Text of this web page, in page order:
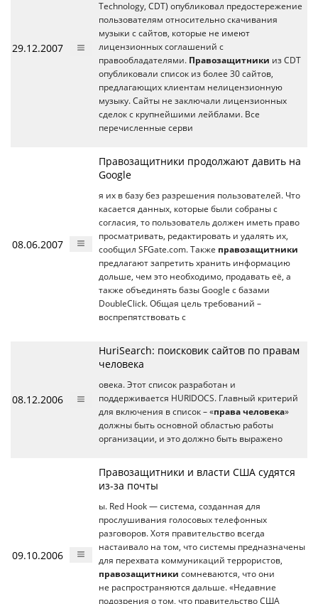
29.12.2007
Technology, CDT) опубликовал предостережение
пользователям относительно скачивания
музыки с сайтов, которые не имеют
лицензионных соглашений с
правообладателями. Правозащитники из CDT
опубликовали список из более 30 сайтов,
предлагающих клиентам нелицензионную
музыку. Сайты не заключали лицензионных
сделок с крупнейшими лейблами. Все
перечисленные серви
08.06.2007
Правозащитники продолжают давить на
Google
я их в базу без разрешения пользователей. Что
касается данных, которые были собраны с
согласия, то пользователь должен иметь право
просматривать, редактировать и удалять их,
сообщил SFGate.com. Также правозащитники
предлагают запретить хранить информацию
дольше, чем это необходимо, продавать её, а
также объединять базы Google с базами
DoubleClick. Общая цель требований –
воспрепятствовать с
08.12.2006
HuriSearch: поисковик сайтов по правам
человека
овека. Этот список разработан и
поддерживается HURIDOCS. Главный критерий
для включения в список – «права человека»
должны быть основной областью работы
организации, и это должно быть выражено
09.10.2006
Правозащитники и власти США судятся
из-за почты
ы. Red Hook — система, созданная для
прослушивания голосовых телефонных
разговоров. Хотя правительство всегда
настаивало на том, что системы предназначены
для перехвата коммуникаций террористов,
правозащитники сомневаются, что они
не распространяются дальше. «Недавние
подозрения о том, что правительство США